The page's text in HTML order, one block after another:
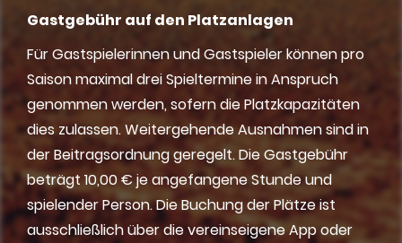
Gastgebühr auf den Platzanlagen
Für Gastspielerinnen und Gastspieler können pro
Saison maximal drei Spieltermine in Anspruch
genommen werden, sofern die Platzkapazitäten
dies zulassen. Weitergehende Ausnahmen sind in
der Beitragsordnung geregelt. Die Gastgebühr
beträgt 10,00 € je angefangene Stunde und
spielender Person. Die Buchung der Plätze ist
ausschließlich über die vereinseigene App oder